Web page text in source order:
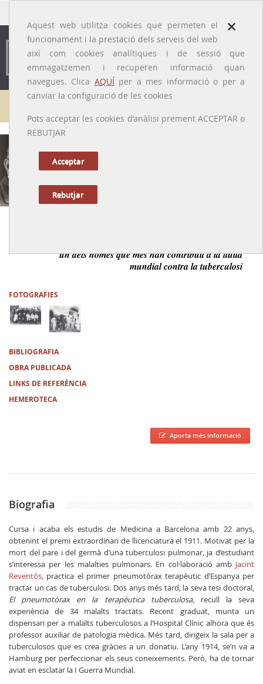
×
Aquest web utilitza cookies que permeten el
funcionament i la prestació dels serveis del web
així com cookies analítiques i de sessió que
emmagatzemen i recuperen informació quan
navegues. Clica AQUÍper a mes informació o per a
canviar la configuració de les cookies
Pots acceptar les cookies d’anàlisi prement ACCEPTAR o
REBUTJAR
Acceptar
Rebutjar
Galeria de metges
[Barcelona 1888 - 1975]
un dels homes que més han contribuït a la lluita
mundial contra la tuberculosi
FOTOGRAFIES
BIBLIOGRAFIA
OBRA PUBLICADA
LINKS DE REFERÈNCIA
HEMEROTECA
Aporta més informació
Biografia
Cursa i acaba els estudis de Medicina a Barcelona amb 22 anys,
obtenint el premi extraordinari de llicenciatura el 1911. Motivat per la
mort del pare i del germà d’una tuberculosi pulmonar, ja d’estudiant
s’interessa per les malalties pulmonars. En col·laboració amb Jacint
Reventós, practica el primer pneumotòrax terapèutic d’Espanya per
tractar un cas de tuberculosi. Dos anys més tard, la seva tesi doctoral,
El pneumotòrax en la terapèutica tuberculosa, recull la seva
experiència de 34 malalts tractats. Recent graduat, munta un
dispensari per a malalts tuberculosos a l’Hospital Clínic alhora que és
professor auxiliar de patologia mèdica. Més tard, dirigeix la sala per a
tuberculosos que es crea gràcies a un donatiu. L’any 1914, se’n va a
Hamburg per perfeccionar els seus coneixements. Però, ha de tornar
aviat en esclatar la I Guerra Mundial.